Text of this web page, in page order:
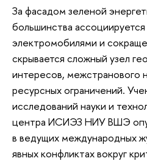
За фасадом зеленой
большинства
электромобилями и
скрывается сложный узел
интересов, межстранового
ресурсных ограничений.
исследований науки и
центра ИСИЭЗ НИУ ВШЭ
в ведущих международных
явных конфликтах вокруг